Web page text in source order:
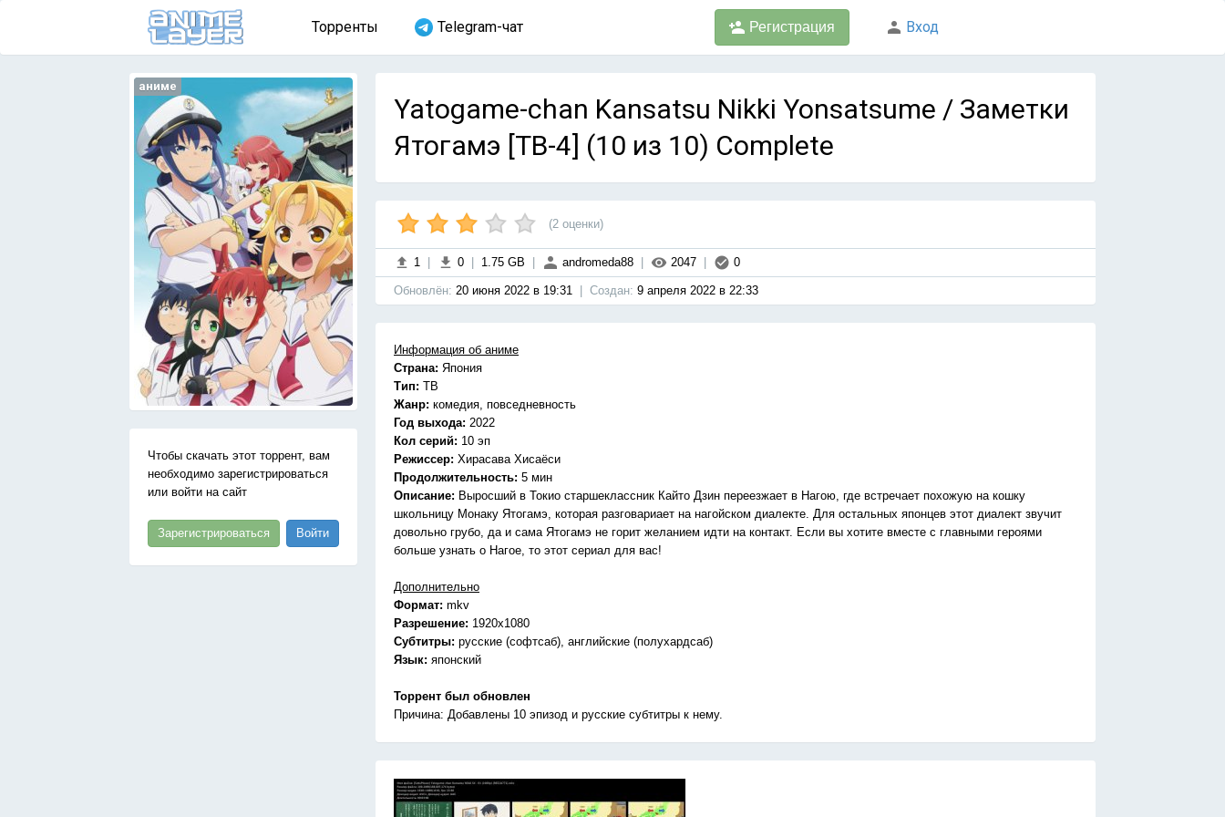
Торренты Telegram-чат Регистрация Вход
аниме
Чтобы скачать этот торрент, вам
необходимо зарегистрироваться
или войти на сайт
Зарегистрироваться Войти
Yatogame-chan Kansatsu Nikki Yonsatsume / Заметки
Ятогамэ [ТВ-4] (10 из 10) Complete
(2 оценки)
1 0 1.75 GB andromeda88 2047 0
Обновлён: 20 июня 2022 в 19:31 Cоздан: 9 апреля 2022 в 22:33
Информация об аниме
Страна: Япония
Тип: ТВ
Жанр: комедия, повседневность
Год выхода: 2022
Кол серий: 10 эп
Режиссер: Хирасава Хисаёси
Продолжительность: 5 мин
Описание: Выросший в Токио старшеклассник Кайто Дзин переезжает в Нагою, где встречает похожую на кошку
школьницу Монаку Ятогамэ, которая разговариает на нагойском диалекте. Для остальных японцев этот диалект звучит
довольно грубо, да и сама Ятогамэ не горит желанием идти на контакт. Если вы хотите вместе с главными героями
больше узнать о Нагое, то этот сериал для вас!
Дополнительно
Формат: mkv
Разрешение: 1920x1080
Субтитры: русские (софтсаб), английские (полухардсаб)
Язык: японский
Торрент был обновлен
Причина: Добавлены 10 эпизод и русские субтитры к нему.